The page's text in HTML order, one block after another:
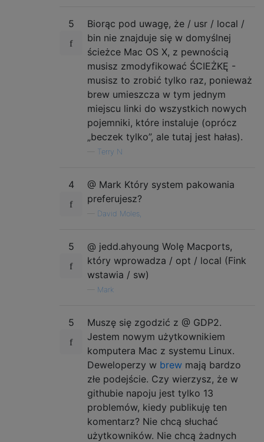
5
Biorąc pod uwagę, że / usr / local /
bin nie znajduje się w domyślnej
ścieżce Mac OS X, z pewnością
musisz zmodyfikować ŚCIEŻKĘ -
musisz to zrobić tylko raz, ponieważ
brew umieszcza w tym jednym
miejscu linki do wszystkich nowych
pojemniki, które instaluje (oprócz
„beczek tylko”, ale tutaj jest hałas).
Terry N
4
@ Mark Który system pakowania
preferujesz?
David Moles,
5
@ jedd.ahyoung Wolę Macports,
który wprowadza / opt / local (Fink
wstawia / sw)
Mark
5
Muszę się zgodzić z @ GDP2.
Jestem nowym użytkownikiem
komputera Mac z systemu Linux.
Deweloperzy w brew mają bardzo
złe podejście. Czy wierzysz, że w
githubie napoju jest tylko 13
problemów, kiedy publikuję ten
komentarz? Nie chcą słuchać
użytkowników. Nie chcą żadnych